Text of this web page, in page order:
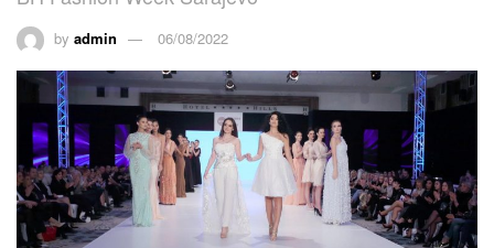
by admin 06/08/2022